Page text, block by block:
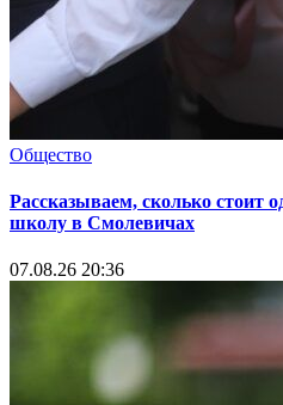
Общество
Рассказываем, сколько стоит
школу в Смолевичах
07.08.26 20:36